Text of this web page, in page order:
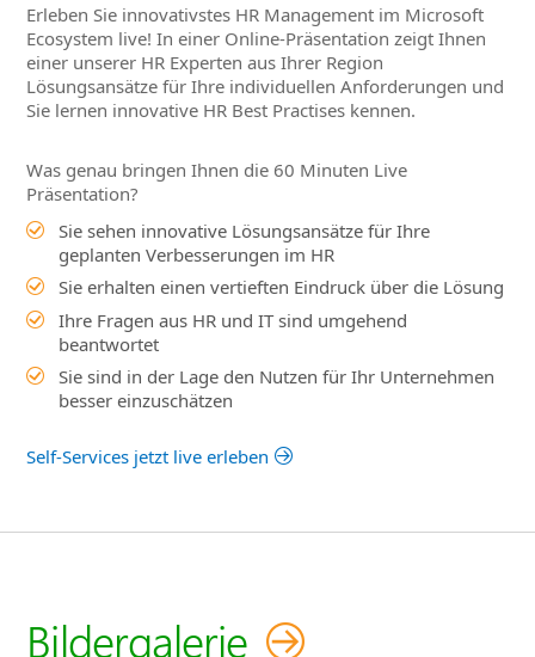
Erleben Sie innovativstes HR Management im Microsoft
Ecosystem live! In einer Online-Präsentation zeigt Ihnen
einer unserer HR Experten aus Ihrer Region
Lösungsansätze für Ihre individuellen Anforderungen und
Sie lernen innovative HR Best Practises kennen.
Was genau bringen Ihnen die 60 Minuten Live
Präsentation?
Sie sehen innovative Lösungsansätze für Ihre
geplanten Verbesserungen im HR
Sie erhalten einen vertieften Eindruck über die Lösung
Ihre Fragen aus HR und IT sind umgehend
beantwortet
Sie sind in der Lage den Nutzen für Ihr Unternehmen
besser einzuschätzen
Self-Services jetzt live erleben
Bildergalerie